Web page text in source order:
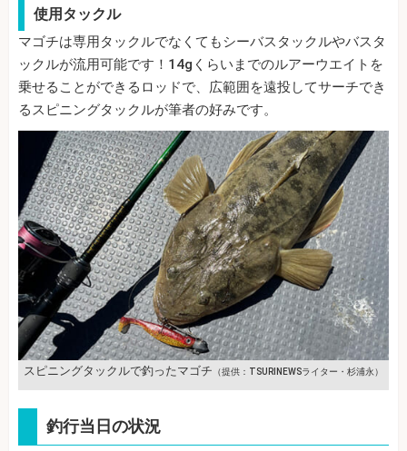
使用タックル
マゴチは専用タックルでなくてもシーバスタックルやバスタ
ックルが流用可能です！14gくらいまでのルアーウエイトを
乗せることができるロッドで、広範囲を遠投してサーチでき
るスピニングタックルが筆者の好みです。
スピニングタックルで釣ったマゴチ （提供：TSURINEWSライター・杉浦永）
釣行当日の状況